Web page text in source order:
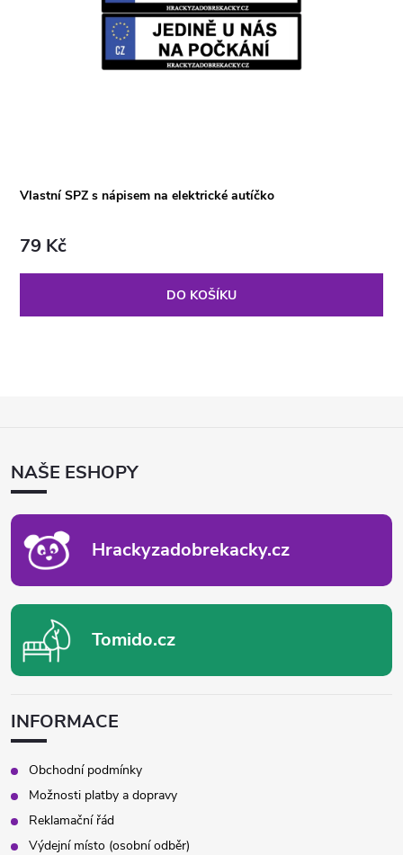
Vlastní SPZ s nápisem na elektrické autíčko
79 Kč
DO KOŠÍKU
ANAŠE ESHOPY
Hrackyzadobrekacky.cz
Tomido.cz
INFORMACE
Obchodní podmínky
Možnosti platby a dopravy
Reklamační řád
Výdejní místo (osobní odběr)